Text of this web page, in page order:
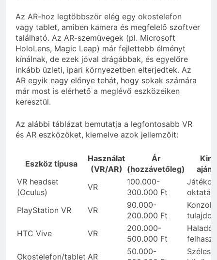
Az AR-hoz legtöbbször elég egy okostelefon
vagy tablet, amiben kamera és megfelelő szoftver
található. Az AR-szemüvegek (pl. Microsoft
HoloLens, Magic Leap) már fejlettebb élményt
kínálnak, de ezek jóval drágábbak, és egyelőre
inkább üzleti, ipari környezetben elterjedtek. Az
AR egyik nagy előnye tehát, hogy sokak számára
már most is elérhető a meglévő eszközeiken
keresztül.
Az alábbi táblázat bemutatja a legfontosabb VR
és AR eszközöket, kiemelve azok jellemzőit:
Eszköz típusa
Használat
(VR/AR)
Ár
(hozzávetőleg)
VR headset
(Oculus)
VR
100.000-
300.000 Ft
oktatás
PlayStation VR
VR
90.000-
200.000 Ft
Konzol
HTC Vive
VR
200.000-
500.000 Ft
Haladó
Okostelefon/tablet AR
50.000-
Széles